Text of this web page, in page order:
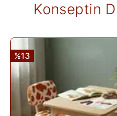
mümkün olmayan ürünlerde
teslim sırasında kargo
ve ürüne göre değişiklik
açıklamalarında yer alır.
İade edilen ürünler, iade
gün içinde bankanıza iletilir.
İade Formu'nu doldurunuz
iade talebi oluşturunuz.
Konseptin
%13